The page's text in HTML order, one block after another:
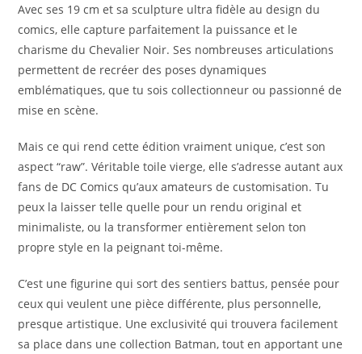
Avec ses 19 cm et sa sculpture ultra fidèle au design du
comics, elle capture parfaitement la puissance et le
charisme du Chevalier Noir. Ses nombreuses articulations
permettent de recréer des poses dynamiques
emblématiques, que tu sois collectionneur ou passionné de
mise en scène.
Mais ce qui rend cette édition vraiment unique, c’est son
aspect “raw”. Véritable toile vierge, elle s’adresse autant aux
fans de DC Comics qu’aux amateurs de customisation. Tu
peux la laisser telle quelle pour un rendu original et
minimaliste, ou la transformer entièrement selon ton
propre style en la peignant toi-même.
C’est une figurine qui sort des sentiers battus, pensée pour
ceux qui veulent une pièce différente, plus personnelle,
presque artistique. Une exclusivité qui trouvera facilement
sa place dans une collection Batman, tout en apportant une